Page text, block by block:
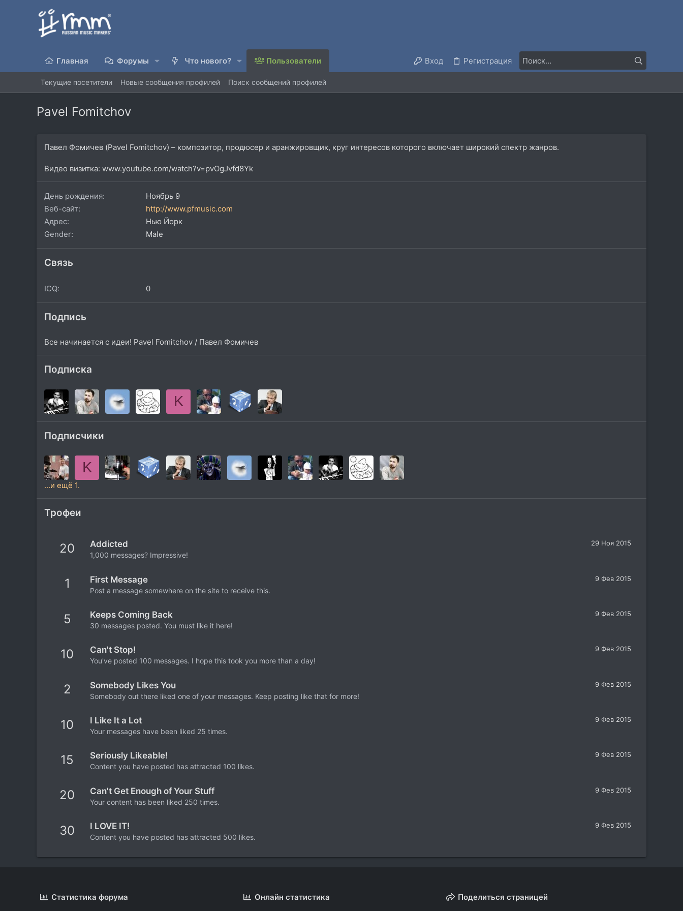
Главная Форумы Что нового? Пользователи Вход Регистрация
Текущие посетители Новые сообщения профилей Поиск сообщений профилей
Pavel Fomitchov
Павел Фомичев (Pavel Fomitchov) – композитор, продюсер и аранжировщик, круг интересов которого включает широкий спектр жанров.
Видео визитка: www.youtube.com/watch?v=pvOgJvfd8Yk
День рождения
Ноябрь 9
Веб-сайт
http://www.pfmusic.com
Адрес
Нью Йорк
Gender
Male
Связь
ICQ 0
Подпись
Все начинается с идеи! Pavel Fomitchov / Павел Фомичев
Подписка
K
Подписчики
K
...и ещё 1.
Трофеи
20 29 Ноя 2015
Addicted
1,000 messages? Impressive!
1 9 Фев 2015
First Message
Post a message somewhere on the site to receive this.
5 9 Фев 2015
Keeps Coming Back
30 messages posted. You must like it here!
10 9 Фев 2015
Can't Stop!
You've posted 100 messages. I hope this took you more than a day!
2 9 Фев 2015
Somebody Likes You
Somebody out there liked one of your messages. Keep posting like that for more!
10 9 Фев 2015
I Like It a Lot
Your messages have been liked 25 times.
15 9 Фев 2015
Seriously Likeable!
Content you have posted has attracted 100 likes.
20 9 Фев 2015
Can't Get Enough of Your Stuff
Your content has been liked 250 times.
30 9 Фев 2015
I LOVE IT!
Content you have posted has attracted 500 likes.
Статистика форума Онлайн статистика Поделиться страницей